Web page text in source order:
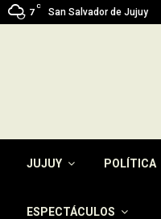
7
C
San Salvador de Jujuy
del pago de la tasa por…
JUJUY POLÍTICA
ESPECTÁCULOS